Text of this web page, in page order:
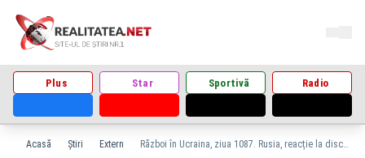
Plus Star Sportivă Radio
Acasă Știri Extern Război în Ucraina, ziua 1087. Rusia, reacție la discursul lui JD Vance: „Nu am mai auzit astfel de declarații până acum - LIVE TEXT